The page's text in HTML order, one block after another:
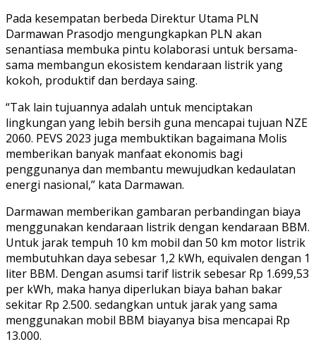
Pada kesempatan berbeda Direktur Utama PLN
Darmawan Prasodjo mengungkapkan PLN akan
senantiasa membuka pintu kolaborasi untuk bersama-
sama membangun ekosistem kendaraan listrik yang
kokoh, produktif dan berdaya saing.
“Tak lain tujuannya adalah untuk menciptakan
lingkungan yang lebih bersih guna mencapai tujuan NZE
2060. PEVS 2023 juga membuktikan bagaimana Molis
memberikan banyak manfaat ekonomis bagi
penggunanya dan membantu mewujudkan kedaulatan
energi nasional,” kata Darmawan.
Darmawan memberikan gambaran perbandingan biaya
menggunakan kendaraan listrik dengan kendaraan BBM.
Untuk jarak tempuh 10 km mobil dan 50 km motor listrik
membutuhkan daya sebesar 1,2 kWh, equivalen dengan 1
liter BBM. Dengan asumsi tarif listrik sebesar Rp 1.699,53
per kWh, maka hanya diperlukan biaya bahan bakar
sekitar Rp 2.500. sedangkan untuk jarak yang sama
menggunakan mobil BBM biayanya bisa mencapai Rp
13.000.